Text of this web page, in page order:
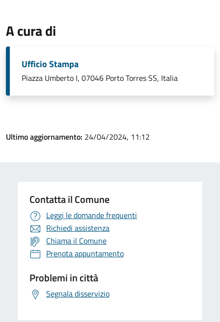
A cura di
Ufficio Stampa
Piazza Umberto I, 07046 Porto Torres SS, Italia
Ultimo aggiornamento: 24/04/2024, 11:12
Contatta il Comune
Leggi le domande frequenti
Richiedi assistenza
Chiama il Comune
Prenota appuntamento
Problemi in città
Segnala disservizio